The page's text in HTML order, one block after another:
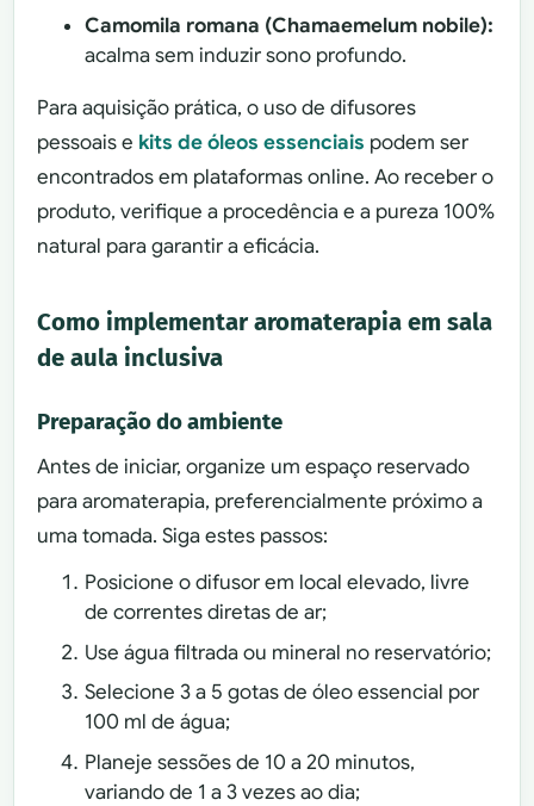
Camomila romana (Chamaemelum nobile):
acalma sem induzir sono profundo.
Para aquisição prática, o uso de difusores
pessoais e kits de óleos essenciais podem ser
encontrados em plataformas online. Ao receber o
produto, verifique a procedência e a pureza 100%
natural para garantir a eficácia.
Como implementar aromaterapia em sala
de aula inclusiva
Preparação do ambiente
Antes de iniciar, organize um espaço reservado
para aromaterapia, preferencialmente próximo a
uma tomada. Siga estes passos:
Posicione o difusor em local elevado, livre
de correntes diretas de ar;
Use água filtrada ou mineral no reservatório;
Selecione 3 a 5 gotas de óleo essencial por
100 ml de água;
Planeje sessões de 10 a 20 minutos,
variando de 1 a 3 vezes ao dia;